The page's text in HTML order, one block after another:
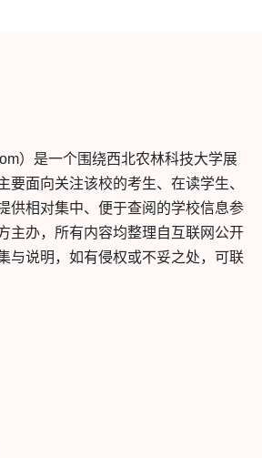
）是一个围绕西北农林科技大学展
要面向关注该校的考生、在读学生、
供相对集中、便于查阅的学校信息参
主办，所有内容均整理自互联网公开
与说明，如有侵权或不妥之处，可联